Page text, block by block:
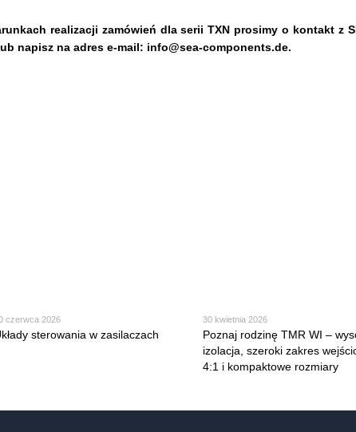
realizacji zamówień dla serii TXN prosimy o kontakt z
napisz na adres e-mail: info@sea-components.de.
czerwca 2026
sterowania w zasilaczach
30 kwietnia 2026
Poznaj rodzinę TMR WI –
izolacja, szeroki zakres
4:1 i kompaktowe rozmiary